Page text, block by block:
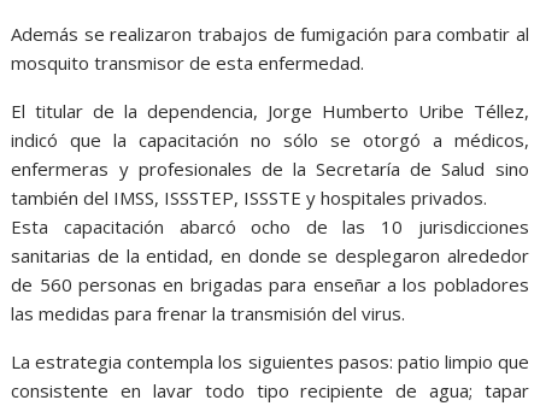
Además se realizaron trabajos de fumigación para combatir al
mosquito transmisor de esta enfermedad.
El titular de la dependencia, Jorge Humberto Uribe Téllez,
indicó que la capacitación no sólo se otorgó a médicos,
enfermeras y profesionales de la Secretaría de Salud sino
también del IMSS, ISSSTEP, ISSSTE y hospitales privados.
Esta capacitación abarcó ocho de las 10 jurisdicciones
sanitarias de la entidad, en donde se desplegaron alrededor
de 560 personas en brigadas para enseñar a los pobladores
las medidas para frenar la transmisión del virus.
La estrategia contempla los siguientes pasos: patio limpio que
consistente en lavar todo tipo recipiente de agua; tapar